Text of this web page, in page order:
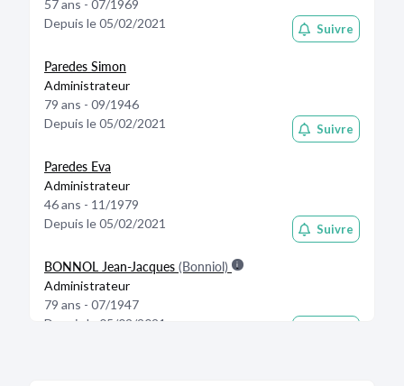
57 ans - 07/1969
Depuis le 05/02/2021
Suivre
Paredes Simon
Administrateur
79 ans - 09/1946
Depuis le 05/02/2021
Suivre
Paredes Eva
Administrateur
46 ans - 11/1979
Depuis le 05/02/2021
Suivre
BONNOL Jean-Jacques (Bonniol)
Administrateur
79 ans - 07/1947
Depuis le 05/02/2021